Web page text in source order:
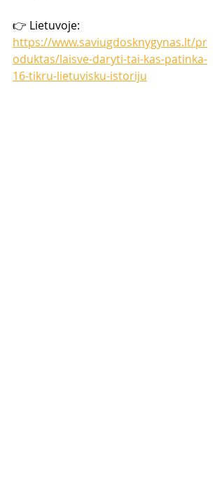
👉 Lietuvoje:
https://www.saviugdosknygynas.lt/pr
oduktas/laisve-daryti-tai-kas-patinka-
16-tikru-lietuvisku-istoriju